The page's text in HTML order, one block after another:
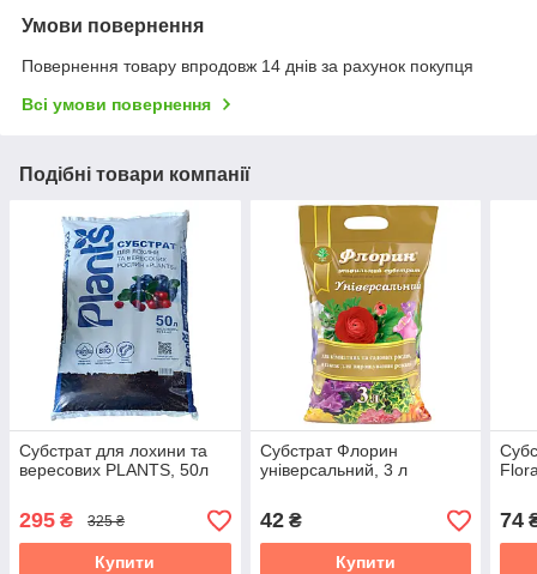
Умови повернення
Повернення товару впродовж 14 днів за рахунок покупця
Всі умови повернення
Подібні товари компанії
Субстрат для лохини та
вересових PLANTS, 50л
295 ₴ 325 ₴
Купити
Субстрат Флорин
універсальний, 3 л
42₴
Купити
74